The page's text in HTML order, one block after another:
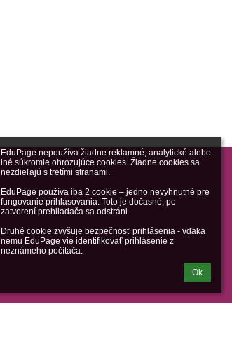
EduPage nepoužíva žiadne reklamné, analytické alebo
iné súkromie ohrozujúce cookies. Žiadne cookies sa
nezdieľajú s tretími stranami.
EduPage používa iba 2 cookie – jedno nevyhnutné pre
fungovanie prihlasovania. Toto je dočasné, po
zatvorení prehliadača sa odstráni.
Druhé cookie zvyšuje bezpečnosť prihlásenia - vďaka
nemu EduPage vie identifikovať prihlásenie z
neznámeho počítača.
Ok